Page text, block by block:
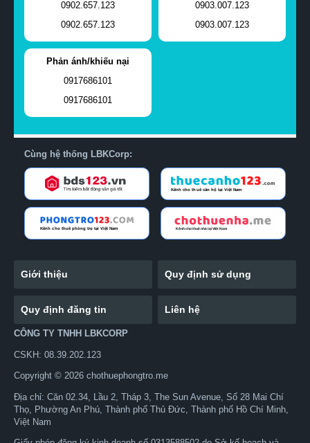
0902.657.123
0902.657.123
0903.007.123
0903.007.123
Phản ánh/khiếu nại
0917686101
0917686101
Cùng hệ thống LBKCorp:
Giới thiệu Quy định sử dụng
Quy định đăng tin Liên hệ
CÔNG TY TNHH LBKCORP
CSKH: 08.39.202.123
Copyright © 2026 chothuephongtro.me
Địa chỉ: Căn 02.34, Lầu 2, Tháp 3, The Sun Avenue, Số 28 Mai Chí
Thọ, Phường An Phú, Thành phố Thủ Đức, Thành phố Hồ Chí Minh,
Việt Nam